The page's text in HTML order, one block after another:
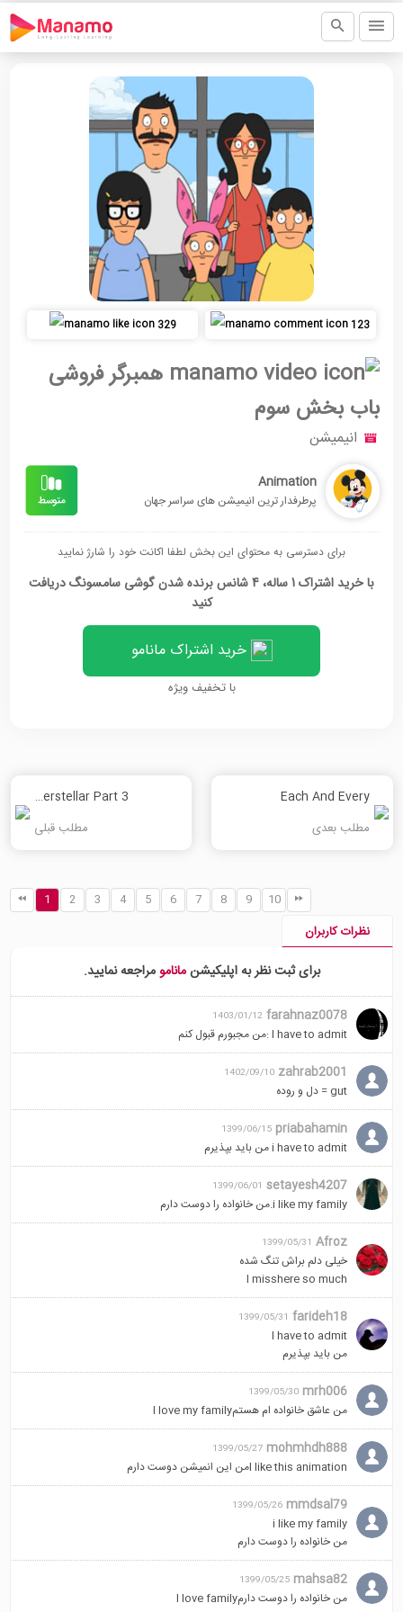
329 123
همبرگر فروشی
باب بخش سوم
انیمیشن
Animation
پرطرفدار ترین انیمیشن های سراسر جهان
برای دسترسی به محتوای این بخش لطفا اکانت خود را شارژ نمایید
با خرید اشتراک 1 ساله، 4 شانس برنده شدن گوشی سامسونگ دریافت
کنید
خرید اشتراک مانامو
با تخفیف ویژه
Each And Every
مطلب بعدی
Interstellar Part 3
مطلب قبلی
1 2 3 4 5 6 7 8 9 10
نظرات کاربران
برای ثبت نظر به اپلیکیشنمانامومراجعه نمایید.
farahnaz0078
1403/01/12
I have to admit :من مجبورم قبول کنم
zahrab2001
1402/09/10
gut = دل و روده
priabahamin
1399/06/15
i have to admit من باید بپذیرم
setayesh4207
1399/06/01
i like my family.من خانواده را دوست دارم
Afroz
1399/05/31
خیلی دلم براش تنگ شده
I misshere so much
farideh18
1399/05/31
I have to admit
من باید بپذیرم
mrh006
1399/05/30
من عاشق خانواده ام هستمI love my family
mohmhdh888
1399/05/27
I like this animationمن این انمیشن دوست دارم
mmdsal79
1399/05/26
i like my family
من خانواده را دوست دارم
mahsa82
1399/05/25
من خانواده را دوست دارمI love family